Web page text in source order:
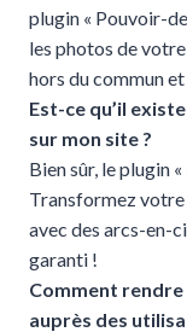
plugin « Pouvoir-
les photos de
hors du commun et
Est-ce qu’il
sur mon site ?
Bien sûr, le plugin
Transformez votre
avec des arcs-en-
garanti !
Comment
auprès des